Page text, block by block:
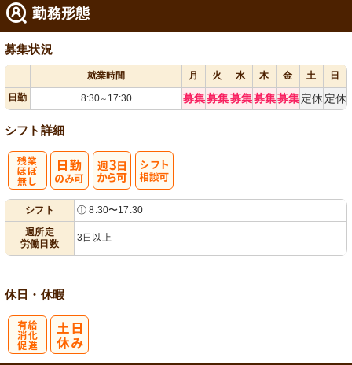
勤務形態
募集状況
就業時間 月 火 水 木 金 土
日
日勤
8:30～ 17:30 募集募集募集募集募集 定休 定休
シフト詳細
シフト
① 8:30〜17:30
週所定
労働日数
3日以上
休日・休暇